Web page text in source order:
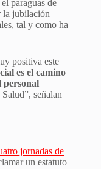
paraguas de
la jubilación
tal y como ha
positiva este
es el camino
personal
señalan
jornadas de
un estatuto